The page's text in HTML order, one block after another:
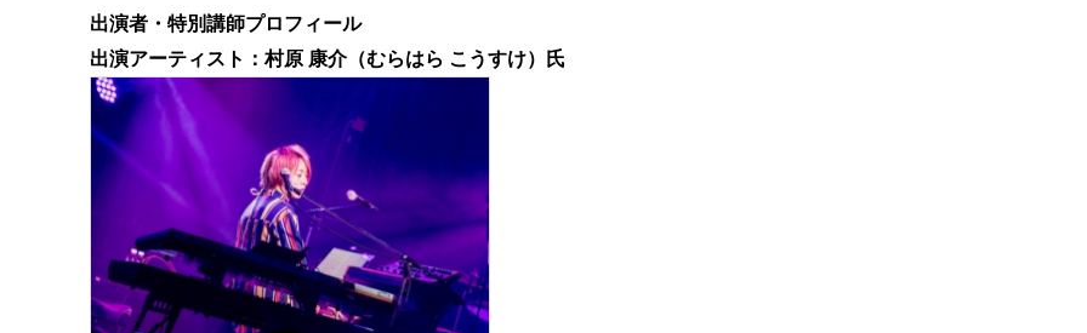
出演者・特別講師プロフィール
出演アーティスト：村原 康介（むらはら こうすけ）氏